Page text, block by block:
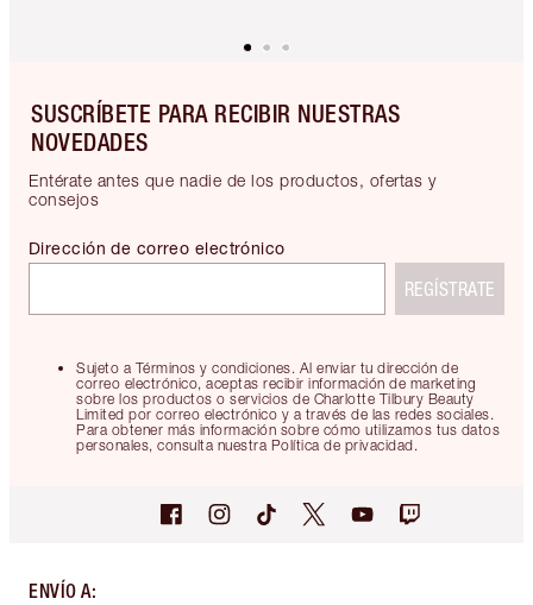
SUSCRÍBETE PARA RECIBIR NUESTRAS
NOVEDADES
Entérate antes que nadie de los productos, ofertas y
consejos
Sujeto a Términos y condiciones. Al enviar tu dirección de
correo electrónico, aceptas recibir información de marketing
sobre los productos o servicios de Charlotte Tilbury Beauty
Limited por correo electrónico y a través de las redes sociales.
Para obtener más información sobre cómo utilizamos tus datos
personales, consulta nuestra Política de privacidad.
Dirección de correo electrónico
REGÍSTRATE
ENVÍO A: